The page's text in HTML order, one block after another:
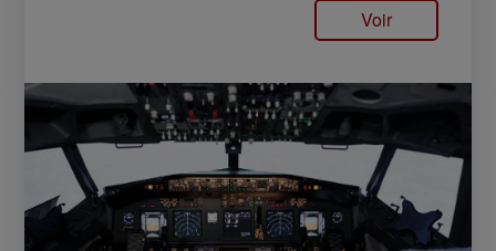
Voir